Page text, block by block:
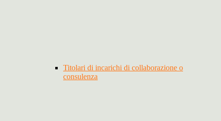
Titolari di incarichi di collaborazione o
consulenza